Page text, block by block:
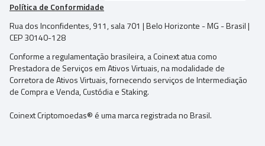
Política de Conformidade
Rua dos Inconfidentes, 911, sala 701 | Belo Horizonte - MG - Brasil |
CEP 30140-128
Conforme a regulamentação brasileira, a Coinext atua como
Prestadora de Serviços em Ativos Virtuais, na modalidade de
Corretora de Ativos Virtuais, fornecendo serviços de Intermediação
de Compra e Venda, Custódia e Staking.
Coinext Criptomoedas® é uma marca registrada no Brasil.